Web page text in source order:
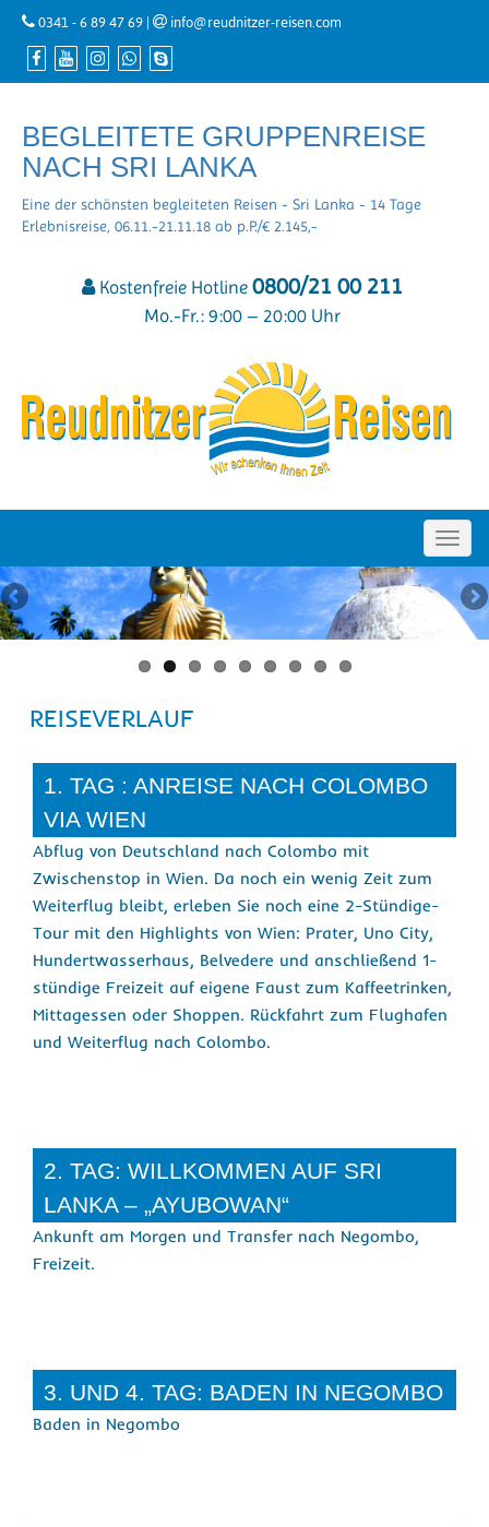
0341 - 6 89 47 69| info@reudnitzer-reisen.com
BEGLEITETE GRUPPENREISE
NACH SRI LANKA
Eine der schönsten begleiteten Reisen - Sri Lanka - 14 Tage
Erlebnisreise, 06.11.-21.11.18 ab p.P./€ 2.145,-
Kostenfreie Hotline 0800/21 00 211
Mo.-Fr.: 9:00 – 20:00 Uhr
REISEVERLAUF
1. TAG : ANREISE NACH COLOMBO
VIA WIEN
Abflug von Deutschland nach Colombo mit
Zwischenstop in Wien. Da noch ein wenig Zeit zum
Weiterflug bleibt, erleben Sie noch eine 2-Stündige-
Tour mit den Highlights von Wien: Prater, Uno City,
Hundertwasserhaus, Belvedere und anschließend 1-
stündige Freizeit auf eigene Faust zum Kaffeetrinken,
Mittagessen oder Shoppen. Rückfahrt zum Flughafen
und Weiterflug nach Colombo.
2. TAG: WILLKOMMEN AUF SRI
LANKA – „AYUBOWAN“
Ankunft am Morgen und Transfer nach Negombo,
Freizeit.
3. UND 4. TAG: BADEN IN NEGOMBO
Baden in Negombo